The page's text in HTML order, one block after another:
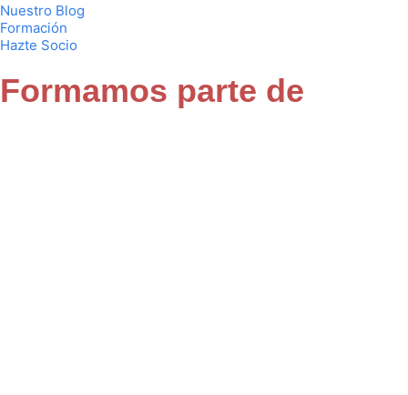
Nuestro Blog
Formación
Hazte Socio
Formamos parte de